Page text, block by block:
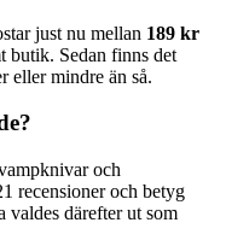
just nu mellan 189 kr
butik. Sedan finns det
eller mindre än så.
och
recensioner och betyg
valdes därefter ut som